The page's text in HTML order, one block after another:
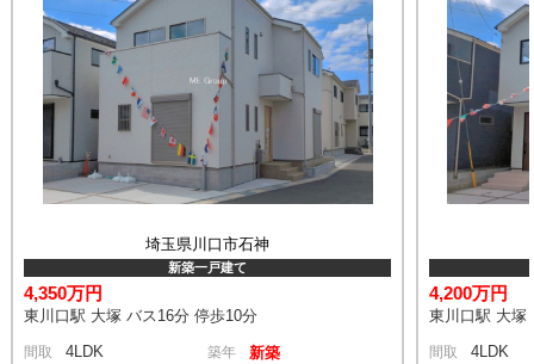
埼玉県川口市石神
新築一戸建て
4,350万円
東川口駅 大塚 バス16分 停歩10分
間取 4LDK 築年 新築
4,200万円
東川口駅 大塚
間取 4LDK